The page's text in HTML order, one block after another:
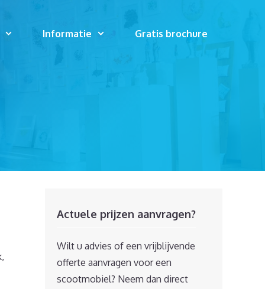
Informatie Gratis brochure
Actuele prijzen aanvragen?
Wilt u advies of een vrijblijvende
offerte aanvragen voor een
scootmobiel? Neem dan direct